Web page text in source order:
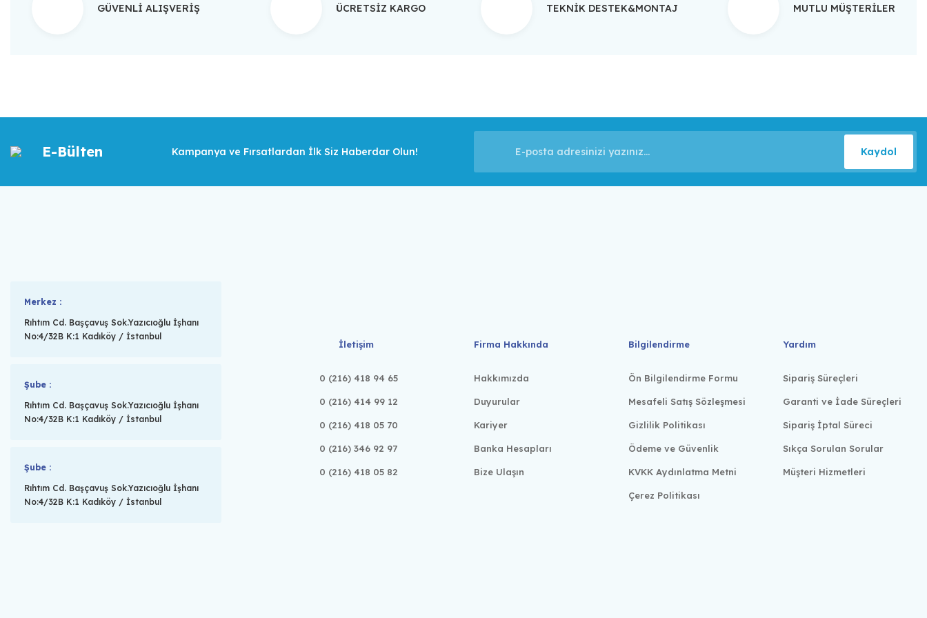
GÜVENLİ ALIŞVERİŞ ÜCRETSİZ KARGO TEKNİK DESTEK&MONTAJ MUTLU MÜŞTERİLER
E-Bülten Kampanya ve Fırsatlardan İlk Siz Haberdar Olun! Kaydol
Merkez :
Rıhtım Cd. Başçavuş Sok.Yazıcıoğlu İşhanı
No:4/32B K:1 Kadıköy / İstanbul
Şube :
Rıhtım Cd. Başçavuş Sok.Yazıcıoğlu İşhanı
No:4/32B K:1 Kadıköy / İstanbul
Şube :
Rıhtım Cd. Başçavuş Sok.Yazıcıoğlu İşhanı
No:4/32B K:1 Kadıköy / İstanbul
İletişim
0 (216) 418 94 65
0 (216) 414 99 12
0 (216) 418 05 70
0 (216) 346 92 97
0 (216) 418 05 82
Firma Hakkında
Hakkımızda
Duyurular
Kariyer
Banka Hesapları
Bize Ulaşın
Bilgilendirme
Ön Bilgilendirme Formu
Mesafeli Satış Sözleşmesi
Gizlilik Politikası
Ödeme ve Güvenlik
KVKK Aydınlatma Metni
Çerez Politikası
Yardım
Sipariş Süreçleri
Garanti ve İade Süreçleri
Sipariş İptal Süreci
Sıkça Sorulan Sorular
Müşteri Hizmetleri